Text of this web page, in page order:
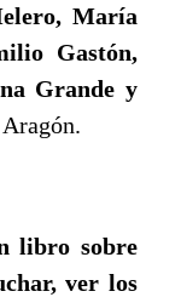
María
Gastón,
Grande y
libro sobre
ver los